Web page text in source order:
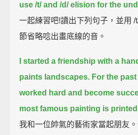
use /t/ and /d/ elision for the
一起練習吧!讀出下列句子，並用 /
節省略唸出畫底線的音。
I started a friendship with a
paints landscapes. For the
worked hard and become
most famous painting is
我和一位帥氣的藝術家當起朋友